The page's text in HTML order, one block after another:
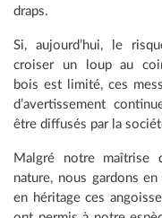
draps.
Si, aujourd’hui, le
croiser un loup au
bois est limité, ces
d’avertissement
être diffusés par la
Malgré notre maîtrise
nature, nous gardons
en héritage ces